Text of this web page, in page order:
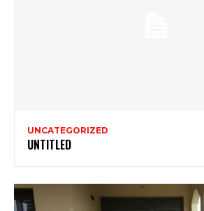
UNCATEGORIZED
UNTITLED